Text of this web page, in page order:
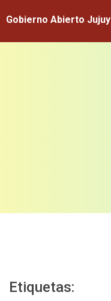
Gobierno Abierto Jujuy
Etiquetas: